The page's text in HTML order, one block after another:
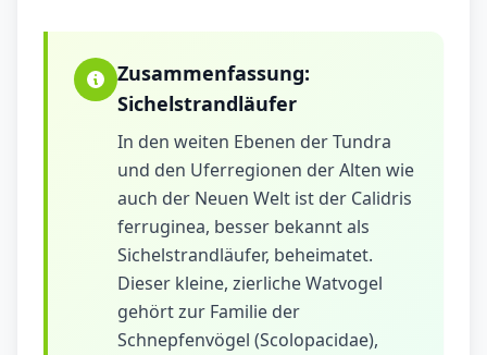
Zusammenfassung:
Sichelstrandläufer
In den weiten Ebenen der Tundra
und den Uferregionen der Alten wie
auch der Neuen Welt ist der Calidris
ferruginea, besser bekannt als
Sichelstrandläufer, beheimatet.
Dieser kleine, zierliche Watvogel
gehört zur Familie der
Schnepfenvögel (Scolopacidae),